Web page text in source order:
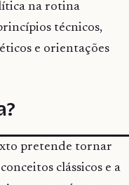
na rotina
técnicos,
e orientações
pretende tornar
clássicos e a